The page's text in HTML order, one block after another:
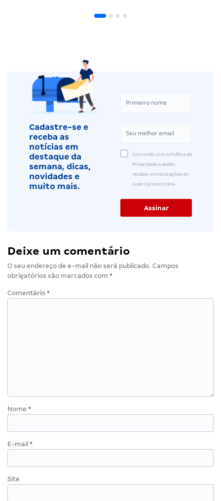
Cadastre-se e
receba as
notícias em
destaque da
semana, dicas,
novidades e
muito mais.
Concordo com a Política de
Privacidade e aceito
receber comunicações do
Gran Cursos Online.
Deixe um comentário
O seu endereço de e-mail não será publicado. Campos
obrigatórios são marcados com *
Comentário *
Nome *
E-mail *
Site